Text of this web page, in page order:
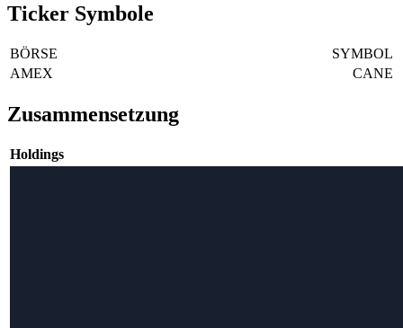
Ticker Symbole
BÖRSE
SYMBOL
AMEX
CANE
Zusammensetzung
Holdings